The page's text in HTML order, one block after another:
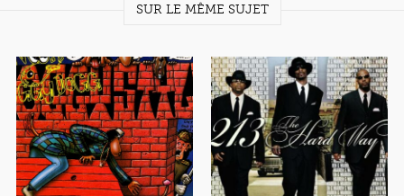
SUR LE MÊME SUJET